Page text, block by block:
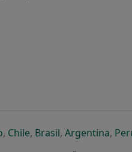
v nové záložce
se otevře v nové záložce
, Chilese otevře v nové
, Brasilse otevře v
, Argentinase
,